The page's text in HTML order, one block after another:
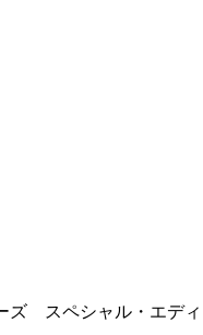
ズ スペシャル・エディ